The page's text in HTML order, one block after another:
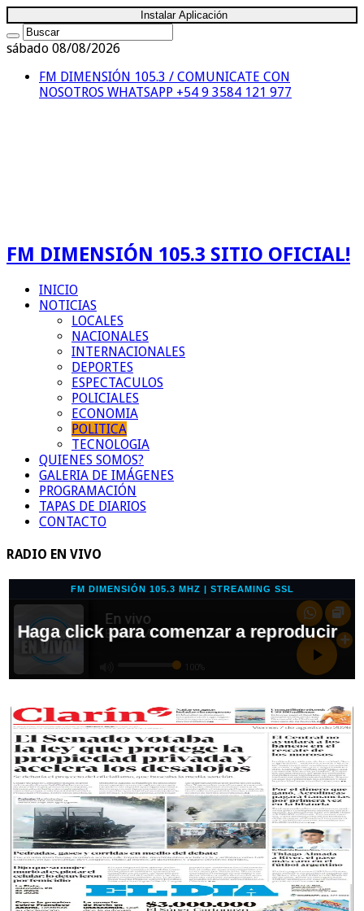
Instalar Aplicación
sábado 08/08/2026
FM DIMENSIÓN 105.3 / COMUNICATE CON
NOSOTROS WHATSAPP +54 9 3584 121 977
FM DIMENSIÓN 105.3 SITIO OFICIAL!
INICIO
NOTICIAS
LOCALES
NACIONALES
INTERNACIONALES
DEPORTES
ESPECTACULOS
POLICIALES
ECONOMIA
POLITICA
TECNOLOGIA
QUIENES SOMOS?
GALERIA DE IMÁGENES
PROGRAMACIÓN
TAPAS DE DIARIOS
CONTACTO
RADIO EN VIVO